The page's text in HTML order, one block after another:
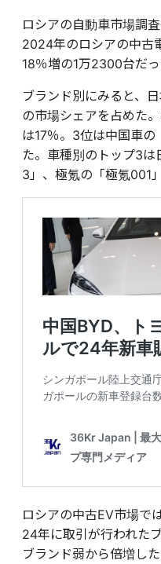
ロシアの自動車市場調
2024年のロシアの中古
18％増の1万2300台だっ
ブランド別にみると、
の市場シェアを占めた
は17％。3位は中国車の
た。車種別のトップ3は
3」、極氪の「極氪001
ロシアの中古EV市場で
24年に取引が行われた
ブランド弱から倍増し